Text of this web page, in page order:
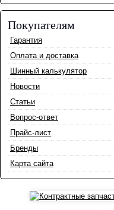
Покупателям
Гарантия
Оплата и доставка
Шинный калькулятор
Новости
Статьи
Вопрос-ответ
Прайс-лист
Бренды
Карта сайта